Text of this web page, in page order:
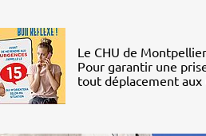
Le CHU de
Pour garantir une
tout déplacement aux